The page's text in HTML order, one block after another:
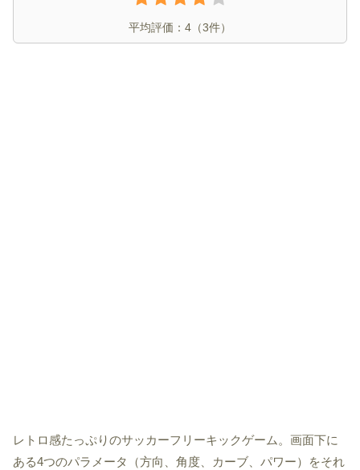
平均評価： 4 （3件）
レトロ感たっぷりのサッカーフリーキックゲーム。画面下に
ある4つのパラメータ（方向、角度、カーブ、パワー）をそれ